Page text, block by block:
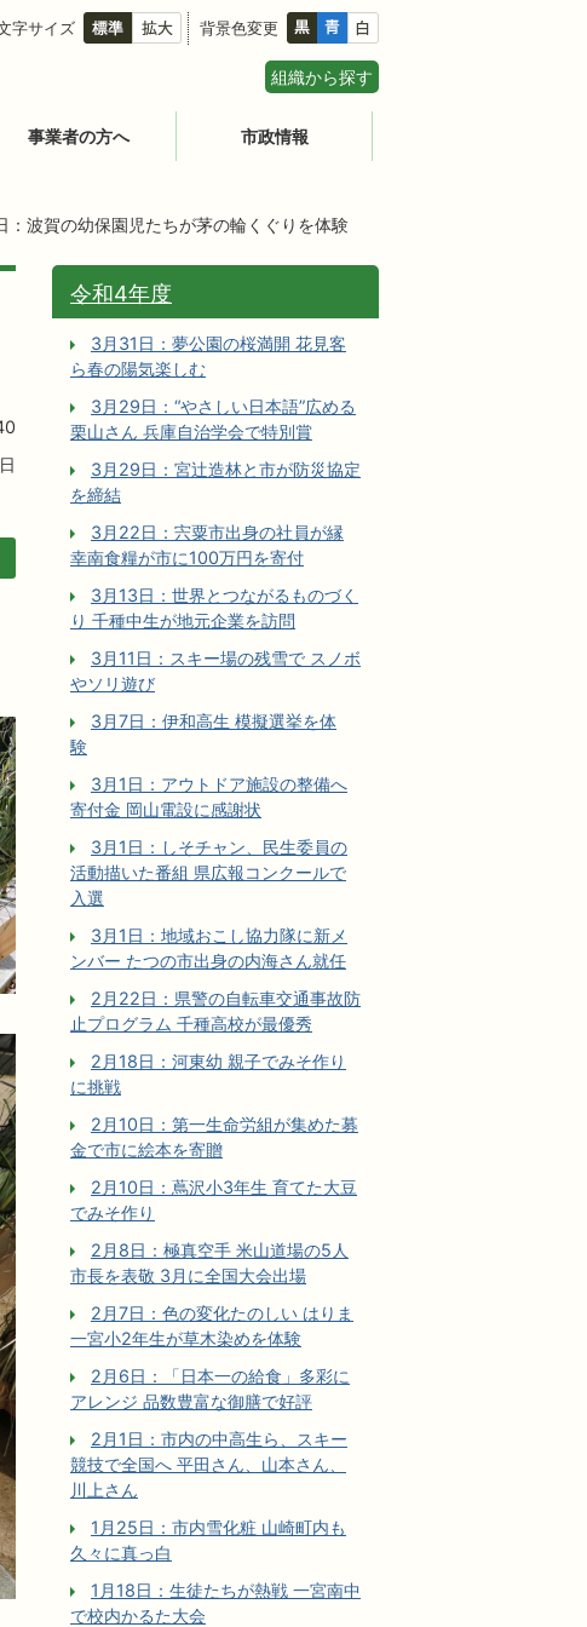
字サイズ 背景色変更
組織から探す
事業者の方へ 市政情報
：波賀の幼保園児たちが茅の輪くぐりを体験
令和4年度
3月31日：夢公園の桜満開 花見客
ら春の陽気楽しむ
3月29日：“やさしい日本語”広める
栗山さん 兵庫自治学会で特別賞
3月29日：宮辻󠄀造林と市が防災協定
を締結
3月22日：宍粟市出身の社員が縁
幸南食糧が市に100万円を寄付
3月13日：世界とつながるものづく
り 千種中生が地元企業を訪問
3月11日：スキー場の残雪で スノボ
やソリ遊び
3月7日：伊和高生 模擬選挙を体
験
3月1日：アウトドア施設の整備へ
寄付金 岡山電設に感謝状
3月1日：しそチャン、民生委員の
活動描いた番組 県広報コンクールで
入選
3月1日：地域おこし協力隊に新メ
ンバー たつの市出身の内海さん就任
2月22日：県警の自転車交通事故防
止プログラム 千種高校が最優秀
2月18日：河東幼 親子でみそ作り
に挑戦
2月10日：第一生命労組が集めた募
金で市に絵本を寄贈
2月10日：蔦沢小3年生 育てた大豆
でみそ作り
2月8日：極真空手 米山道場の5人
市長を表敬 3月に全国大会出場
2月7日：色の変化たのしい はりま
一宮小2年生が草木染めを体験
2月6日：「日本一の給食」多彩に
アレンジ 品数豊富な御膳で好評
2月1日：市内の中高生ら、スキー
競技で全国へ 平田さん、山本さん、
川上さん
1月25日：市内雪化粧 山崎町内も
久々に真っ白
1月18日：生徒たちが熱戦 一宮南中
で校内かるた大会